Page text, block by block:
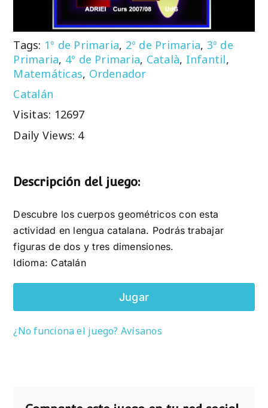
Tags: 1º de Primaria, 2º de Primaria, 3º de
Primaria, 4º de Primaria, Català, Infantil,
Matemáticas, Ordenador
Catalán
Visitas: 12697
Daily Views: 4
Descripción del juego:
Descubre los cuerpos geométricos con esta
actividad en lengua catalana. Podrás trabajar
figuras de dos y tres dimensiones.
Idioma: Catalán
Jugar
¿No funciona el juego? Avísanos